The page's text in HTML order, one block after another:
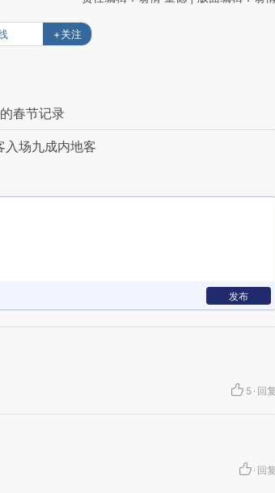
+关注
春节记录
入场九成内地客
发布
5 · 回复
· 回复